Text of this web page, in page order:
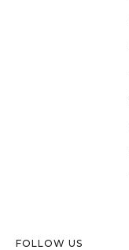
FOLLOW US